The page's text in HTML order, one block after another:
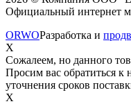
Официальный интернет
ORWOРазработка и
X
Сожалеем, но данного
Просим вас обратиться
уточнения сроков
X